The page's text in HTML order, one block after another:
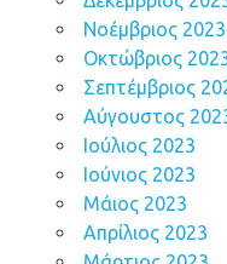
Νοέμβριος 2023
Οκτώβριος
Σεπτέμβριος
Αύγουστος
Ιούλιος 2023
Ιούνιος 2023
Μάιος 2023
Απρίλιος 2023